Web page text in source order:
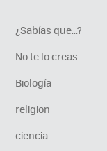
¿Sabías que...?
No te lo creas
Biología
religion
ciencia